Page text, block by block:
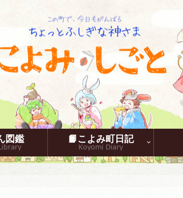
こよみしごと〔和原ハト〕
図鑑 📙こよみ町日記
Koyomi Diary